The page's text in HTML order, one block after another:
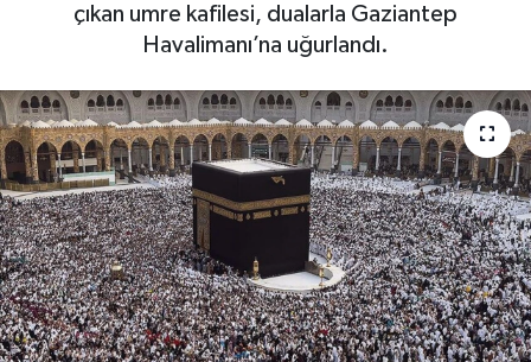
çıkan umre kafilesi, dualarla Gaziantep
Havalimanı’na uğurlandı.
Künye
Son Dakika Haberleri